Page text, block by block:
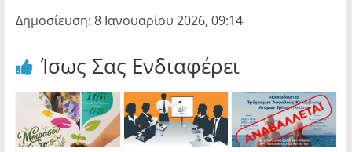
Δημοσίευση: 8 Ιανουαρίου 2026, 09:14
Ίσως Σας Ενδιαφέρει